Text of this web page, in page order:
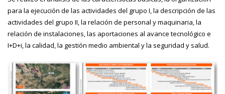
para la ejecución de las actividades del grupo I, la descripción de las
actividades del grupo II, la relación de personal y maquinaria, la
relación de instalaciones, las aportaciones al avance tecnológico e
I+D+i, la calidad, la gestión medio ambiental y la seguridad y salud.